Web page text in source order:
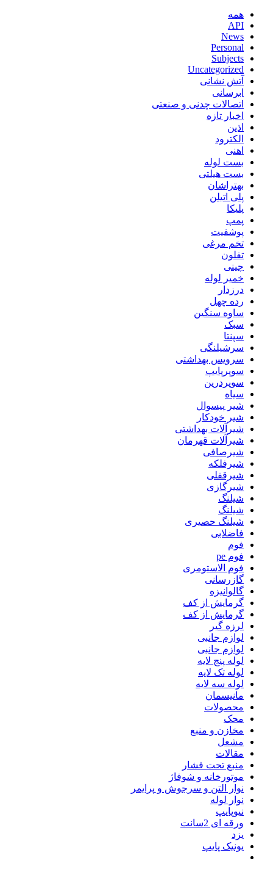
همه
API
News
Personal
Subjects
Uncategorized
آتش نشانی
ابرسانی
اتصالات چدنی و صنعتی
اخبار تازه
اذین
الکترود
اهنی
بست لوله
بست هیلتی
بهتراشان
پلی اتیلن
پلیکا
پمپ
پوشفیت
تخم مرغی
تفلون
چینی
خمیر لوله
درزدار
رده چهل
ساوه سنگین
سبک
سپنتا
سرشیلنگی
سرویس بهداشتی
سوپرپایپ
سوپردرین
سیاه
شیر پیسوال
شیر خودکار
شیرآلات بهداشتی
شیرآلات قهرمان
شیرصافی
شیرفلکه
شیرقفلی
شیرگازی
شیلنگ
شیلنگ
شیلنگ حصیری
فاضلابی
فوم
فوم pe
فوم الاستومری
گازرسانی
گالوانیزه
گرمایش از کف
گرمایش از کف
لرزه گیر
لوازم جانبی
لوازم جانبی
لوله پنج لایه
لوله تک لایه
لوله سه لایه
مانیسمان
محصولات
محک
مخازن و منبع
مشعل
مقالات
منبع تحت فشار
موتورخانه و شوفاژ
نوار التن و سرجوش و پرایمر
نوار لوله
نیوپایپ
ورقه ای 2سانت
یزد
یونیک پایپ